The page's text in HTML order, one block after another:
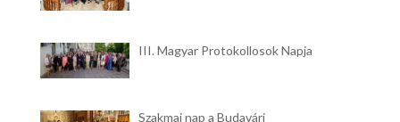
III. Magyar Protokollosok Napja
Szakmai nap a Budavári